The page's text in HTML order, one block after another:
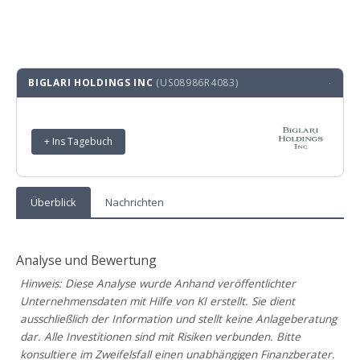
BIGLARI HOLDINGS INC (US08986R4083) ·
+ Ins Tagebuch
Überblick Nachrichten
Analyse und Bewertung
Hinweis: Diese Analyse wurde Anhand veröffentlichter
Unternehmensdaten mit Hilfe von KI erstellt. Sie dient
ausschließlich der Information und stellt keine Anlageberatung
dar. Alle Investitionen sind mit Risiken verbunden. Bitte
konsultiere im Zweifelsfall einen unabhängigen Finanzberater.